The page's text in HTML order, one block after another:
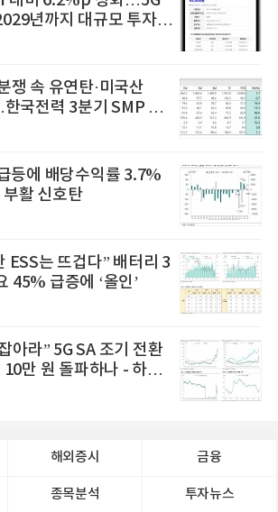
년까지 대규모 투자
쟁 속 유연탄·미국산
국전력 3분기 SMP 상
등에 배당수익률 3.7%
활 신호탄
ESS는 뜨겁다” 배터리 3
45% 급증에 ‘올인’
아라” 5G SA 조기 전환
만 원 돌파하나 - 하나
해외증시 금융
종목분석 투자뉴스